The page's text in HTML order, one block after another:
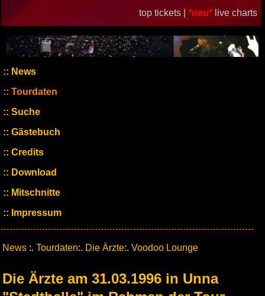
top tickets | *neu* live charts
News
Tourdaten
Suche
Gästebuch
Credits
Download
Mitschnitte
Impressum
News :. Tourdaten:. Die Ärzte:. Voodoo Lounge
Die Ärzte am 31.03.1996 in Unna